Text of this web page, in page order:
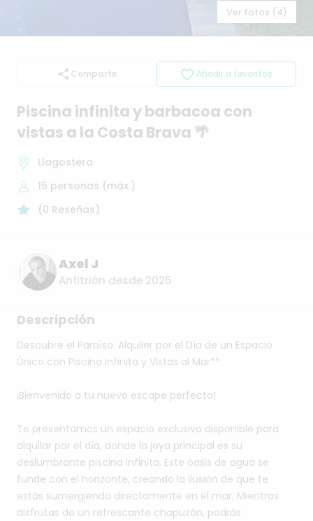
Ver fotos (4)
Compartir Añadir a favoritos
Piscina infinita ybarbacoa con
vistas a la Costa Brava 🌴
Llagostera
15 personas (máx.)
(0 Reseñas)
Axel J
Anfitrión desde 2025
Descripción
Descubre el Paraíso: Alquiler por el Día de un Espacio
Único con Piscina Infinita y Vistas al Mar**
¡Bienvenido a tu nuevo escape perfecto!
Te presentamos un espacio exclusivo disponible para
alquilar por el día, donde la joya principal es su
deslumbrante piscina infinita. Este oasis de agua se
funde con el horizonte, creando la ilusión de que te
estás sumergiendo directamente en el mar. Mientras
disfrutas de un refrescante chapuzón, podrás